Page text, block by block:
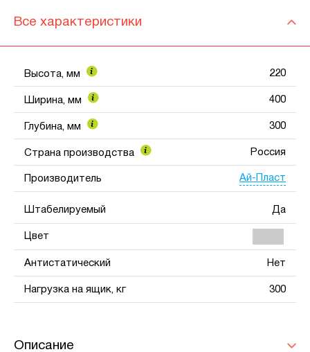
Все характеристики
Высота, мм 220
Ширина, мм 400
Глубина, мм 300
Страна производства Россия
Производитель Ай-Пласт
Штабелируемый Да
Цвет
Антистатический Нет
Нагрузка на ящик, кг 300
Описание